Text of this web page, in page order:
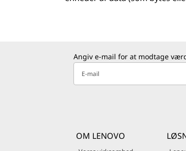
Angiv e-mail for at modtage
E-mail
OM LENOVO